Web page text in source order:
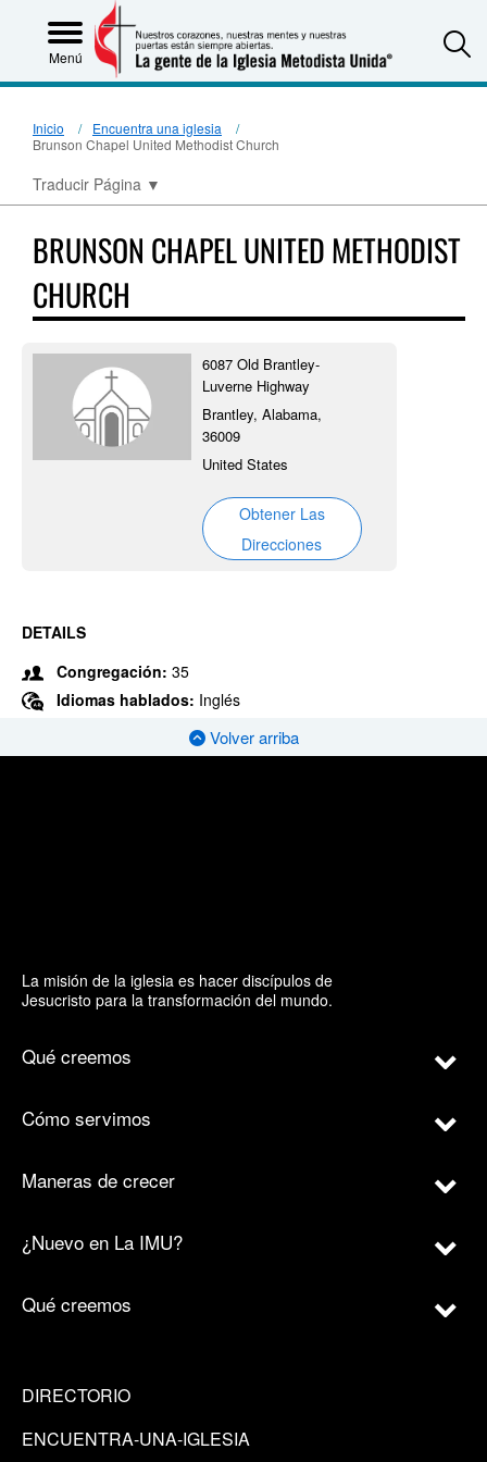
Menú
Inicio
Encuentra una iglesia
Brunson Chapel United Methodist Church
Traducir Página ▼
BRUNSON CHAPEL UNITED METHODIST
CHURCH
6087 Old Brantley-
Luverne Highway
Brantley, Alabama,
36009
United States
Obtener Las
Direcciones
DETAILS
Congregación: 35
Idiomas hablados: Inglés
Volver arriba
La misión de la iglesia es hacer discípulos de
Jesucristo para la transformación del mundo.
Qué creemos
Cómo servimos
Maneras de crecer
¿Nuevo en La IMU?
Qué creemos
DIRECTORIO
ENCUENTRA-UNA-IGLESIA